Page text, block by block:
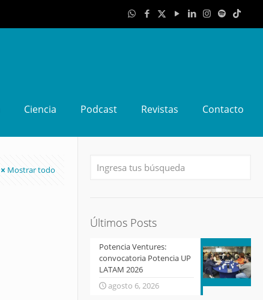
Ciencia Podcast Revistas Contacto
Mostrar todo
Últimos Posts
Potencia Ventures:
convocatoria Potencia UP
LATAM 2026
agosto 6, 2026